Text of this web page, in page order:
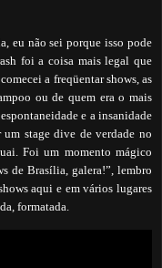
eu não sei porque isso pode
foi a coisa mais legal que
a freqüentar shows, as
ou de quem era o mais
e a insanidade
stage dive de verdade no
Foi um momento mágico
de Brasília, galera!”, lembro
aqui e em vários lugares
formatada.